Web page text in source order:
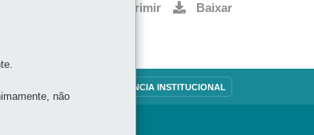
Imprimir Baixar
TRANSPARÊNCIA INSTITUCIONAL
não